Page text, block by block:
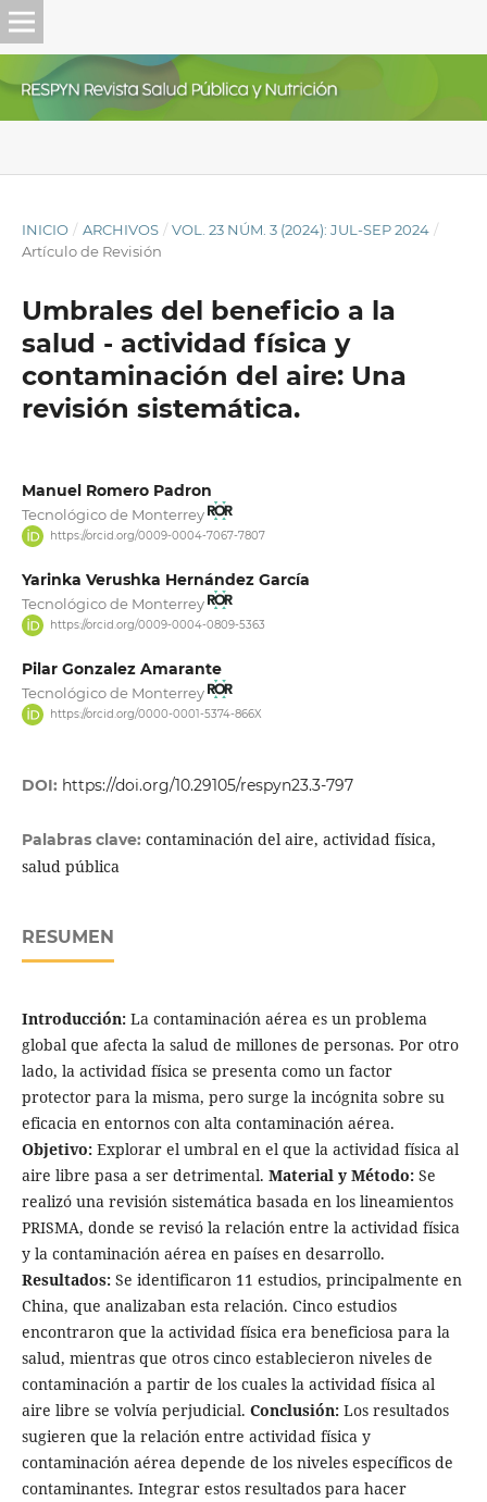
INICIO / ARCHIVOS / VOL. 23 NÚM. 3 (2024): JUL-SEP 2024 /
Artículo de Revisión
Umbrales del beneficio a la
salud - actividad física y
contaminación del aire: Una
revisión sistemática.
Manuel Romero Padron
Tecnológico de Monterrey
https://orcid.org/0009-0004-7067-7807
Yarinka Verushka Hernández García
Tecnológico de Monterrey
https://orcid.org/0009-0004-0809-5363
Pilar Gonzalez Amarante
Tecnológico de Monterrey
https://orcid.org/0000-0001-5374-866X
DOI: https://doi.org/10.29105/respyn23.3-797
Palabras clave: contaminación del aire, actividad física,
salud pública
RESUMEN
Introducción: La contaminación aérea es un problema
global que afecta la salud de millones de personas. Por otro
lado, la actividad física se presenta como un factor
protector para la misma, pero surge la incógnita sobre su
eficacia en entornos con alta contaminación aérea.
Objetivo:Explorar el umbral en el que la actividad física al
aire libre pasa a ser detrimental. Material y Método:Se
realizó una revisión sistemática basada en los lineamientos
PRISMA, donde se revisó la relación entre la actividad física
y la contaminación aérea en países en desarrollo.
Resultados:Se identificaron 11 estudios, principalmente en
China, que analizaban esta relación. Cinco estudios
encontraron que la actividad física era beneficiosa para la
salud, mientras que otros cinco establecieron niveles de
contaminación a partir de los cuales la actividad física al
aire libre se volvía perjudicial. Conclusión:Los resultados
sugieren que la relación entre actividad física y
contaminación aérea depende de los niveles específicos de
contaminantes. Integrar estos resultados para hacer